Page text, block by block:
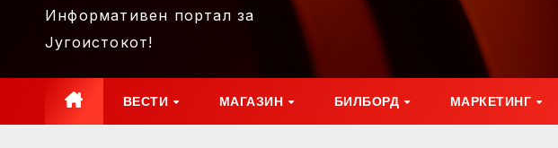
Информативен портал за
Југоистокот!
ВЕСТИ МАГАЗИН БИЛБОРД МАРКЕТИНГ